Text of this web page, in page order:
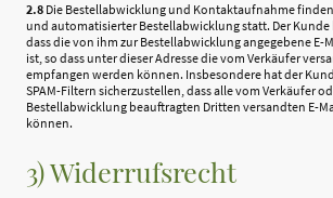
2.8 Die Bestellabwicklung und Kontaktaufnahme finden
und automatisierter Bestellabwicklung statt. Der
dass die von ihm zur Bestellabwicklung angegebene E-
ist, so dass unter dieser Adresse die vom Verkäufer
empfangen werden können. Insbesondere hat der
SPAM-Filtern sicherzustellen, dass alle vom Verkäufer
Bestellabwicklung beauftragten Dritten versandten E-
können.
3) Widerrufsrecht